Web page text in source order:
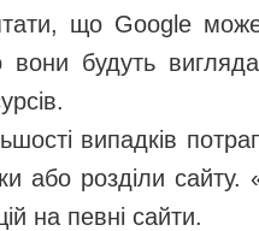
що Google
будуть
випадків
або розділи
на певні сайти.